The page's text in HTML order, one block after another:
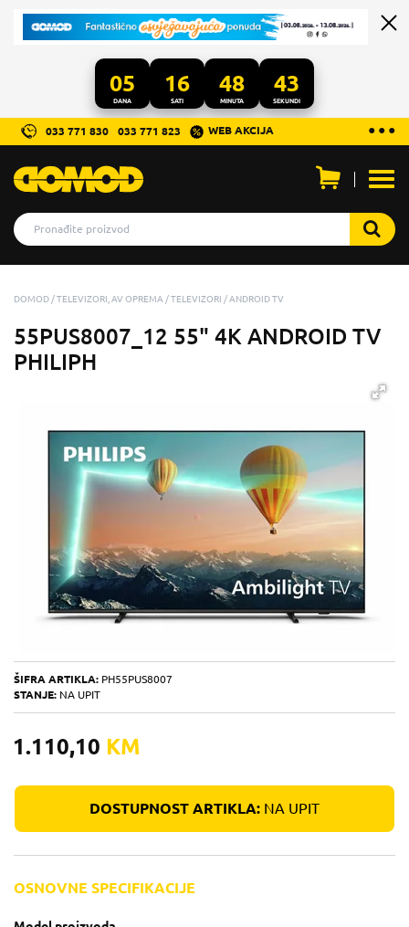
05
DANA
16
SATI
48
MINUTA
43
SEKUNDI
...
● ● ●
033 771 830 033 771 823 WEB AKCIJA
DOMOD TELEVIZORI, AV OPREMA TELEVIZORI ANDROID TV
55PUS8007_12 55" 4K ANDROID TV
PHILIPH
ŠIFRA ARTIKLA: PH55PUS8007
STANJE: NA UPIT
1.110,10 KM
DOSTUPNOST ARTIKLA: NA UPIT
OSNOVNE SPECIFIKACIJE